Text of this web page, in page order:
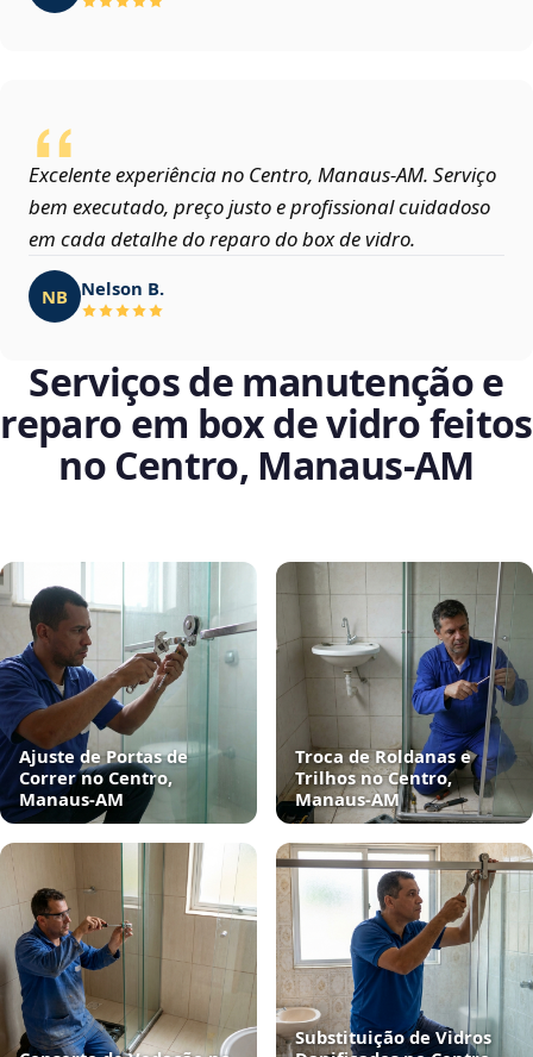
Excelente experiência no Centro, Manaus‑AM. Serviço
bem executado, preço justo e profissional cuidadoso
em cada detalhe do reparo do box de vidro.
NB Nelson B.
Serviços de manutenção e
reparo em box de vidro feitos
no Centro, Manaus‑AM
Ajuste de Portas de
Correr no Centro,
Manaus‑AM
Troca de Roldanas e
Trilhos no Centro,
Manaus‑AM
Substituição de Vidros